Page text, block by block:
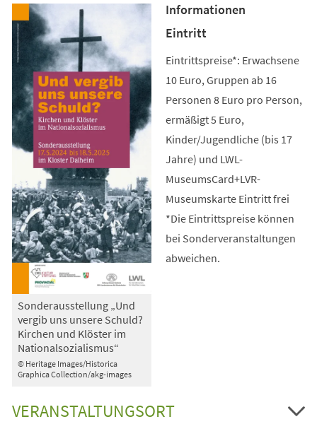
© Heritage Images/Historica
Graphica Collection/akg-images
Sonderausstellung „Und
vergib uns unsere Schuld?
Kirchen und Klöster im
Nationalsozialismus“
Informationen
Eintritt
Eintrittspreise*: Erwachsene
10 Euro, Gruppen ab 16
Personen 8 Euro pro Person,
ermäßigt 5 Euro,
Kinder/Jugendliche (bis 17
Jahre) und LWL-
MuseumsCard+LVR-
Museumskarte Eintritt frei
*Die Eintrittspreise können
bei Sonderveranstaltungen
abweichen.
VERANSTALTUNGSORT